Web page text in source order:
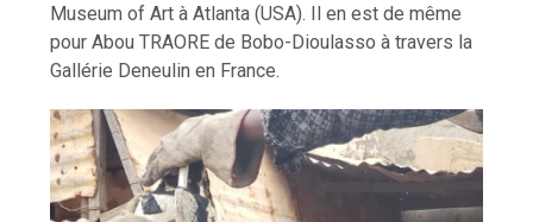
Museum of Art à Atlanta (USA). Il en est de même
pour Abou TRAORE de Bobo-Dioulasso à travers la
Gallérie Deneulin en France.